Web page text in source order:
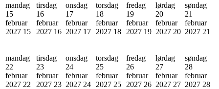
mandag
15
februar
2027 15
tirsdag
16
februar
2027 16
onsdag
17
februar
2027 17
torsdag
18
februar
2027 18
fredag
19
februar
2027 19
lørdag
20
februar
2027 20
søndag
21
februar
2027 21
mandag
22
februar
2027 22
tirsdag
23
februar
2027 23
onsdag
24
februar
2027 24
torsdag
25
februar
2027 25
fredag
26
februar
2027 26
lørdag
27
februar
2027 27
søndag
28
februar
2027 28